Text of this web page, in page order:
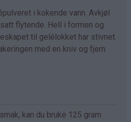
i kokende vann. Avkjøl
flytende. Hell i formen og
til gelélokket har stivnet.
med en kniv og fjern
kan du bruke 125 gram